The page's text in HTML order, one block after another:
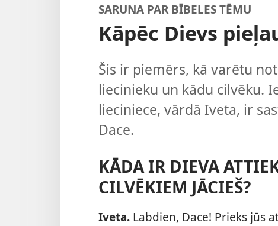
SARUNA PAR BĪBELES TĒMU
Kāpēc Dievs
Šis ir piemērs, kā varētu
liecinieku un kādu cilvēku.
lieciniece, vārdā Iveta, ir
Dace.
KĀDA IR DIEVA
CILVĒKIEM JĀCIEŠ?
Iveta. Labdien, Dace! Prieks jūs